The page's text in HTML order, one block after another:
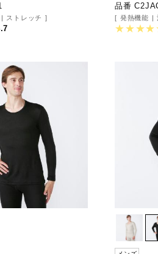
ストレッチ
品番
発熱機能